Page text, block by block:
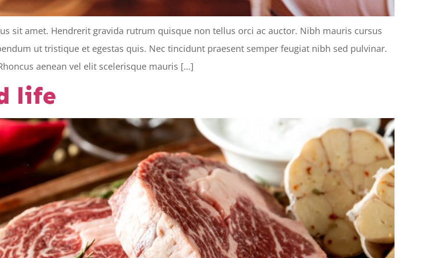
sit amet. Hendrerit gravida rutrum quisque non tellus orci ac auctor. Nibh mauris cursus
ut tristique et egestas quis. Nec tincidunt praesent semper feugiat nibh sed pulvinar.
aenean vel elit scelerisque mauris […]
life